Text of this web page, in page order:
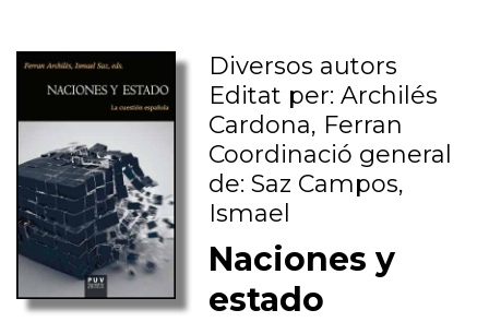
Diversos autors
Editat per: Archilés
Cardona, Ferran
Coordinació general
de: Saz Campos,
Ismael
Naciones y
estado